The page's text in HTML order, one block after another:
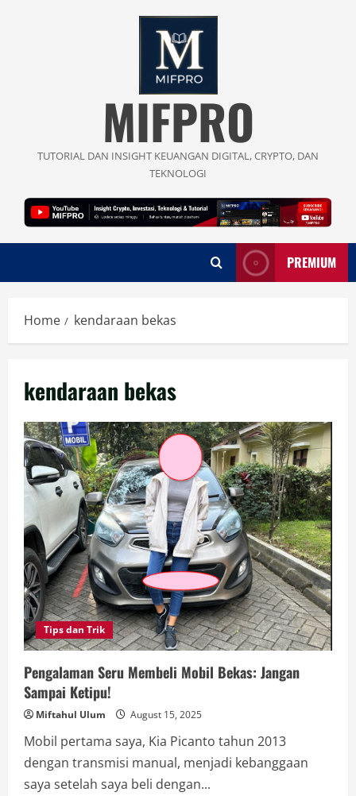
MIFPRO
TUTORIAL DAN INSIGHT KEUANGAN DIGITAL, CRYPTO, DAN
TEKNOLOGI
PREMIUM
Home kendaraan bekas
kendaraan bekas
Tips dan Trik
Pengalaman Seru Membeli Mobil Bekas: Jangan
Sampai Ketipu!
Miftahul Ulum August 15, 2025
Mobil pertama saya, Kia Picanto tahun 2013
dengan transmisi manual, menjadi kebanggaan
saya setelah saya beli dengan...